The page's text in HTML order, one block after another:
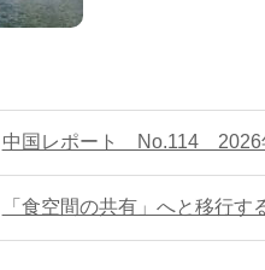
中国レポート No.114 2026
「食空間の共有」へと移行